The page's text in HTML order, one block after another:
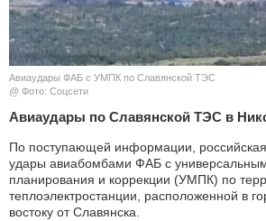
НАУКА
СПОРТ
ЭГОИЗМ
Авиаудары ФАБ с УМПК по Славянской ТЭС
@ Фото: Соцсети
Авиаудары по Славянской ТЭС в
По поступающей информации,
удары авиабомбами ФАБ с
планирования и коррекции (УМПК) по
теплоэлектростанции, расположенной в
востоку от Славянска.